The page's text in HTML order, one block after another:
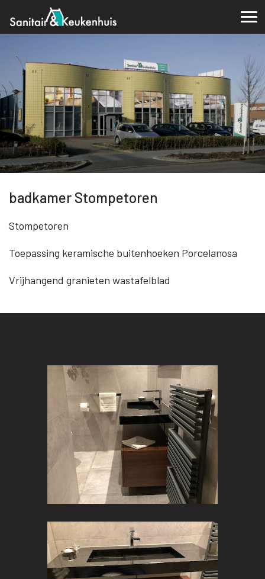
badkamer Stompetoren
Stompetoren
Toepassing keramische buitenhoeken Porcelanosa
Vrijhangend granieten wastafelblad